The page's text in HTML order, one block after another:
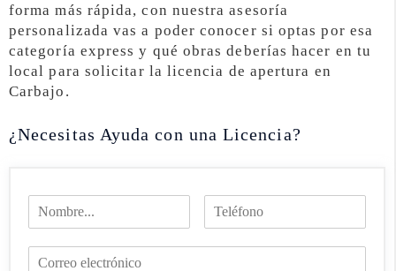
forma más rápida, con nuestra asesoría
personalizada vas a poder conocer si optas por esa
categoría express y qué obras deberías hacer en tu
local para solicitar la licencia de apertura en
Carbajo.
¿Necesitas Ayuda con una Licencia?